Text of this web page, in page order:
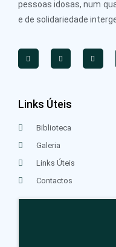
pessoas idosas, num
e de solidariedade
Links Úteis
Biblioteca
Galeria
Links Úteis
Contactos